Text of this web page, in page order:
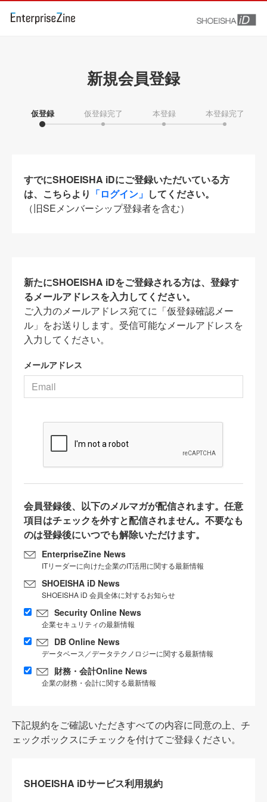
新規会員登録
仮登録 仮登録完了 本登録 本登録完了
すでにSHOEISHA iDにご登録いただいている方
は、こちらより 「ログイン」 してください。
（旧SEメンバーシップ登録者を含む）
新たにSHOEISHA iDをご登録される方は、登録す
るメールアドレスを入力してください。
ご入力のメールアドレス宛てに「仮登録確認メー
ル」をお送りします。受信可能なメールアドレスを
入力してください。
メールアドレス
会員登録後、以下のメルマガが配信されます。任意
項目はチェックを外すと配信されません。不要なも
のは登録後にいつでも解除いただけます。
EnterpriseZine News
ITリーダーに向けた企業のIT活用に関する最新情報
SHOEISHA iD News
SHOEISHA iD 会員全体に対するお知らせ
Security Online News
企業セキュリティの最新情報
DB Online News
データベース／データテクノロジーに関する最新情報
財務・会計Online News
企業の財務・会計に関する最新情報
下記規約をご確認いただきすべての内容に同意の上、チ
ェックボックスにチェックを付けてご登録ください。
SHOEISHA iDサービス利用規約